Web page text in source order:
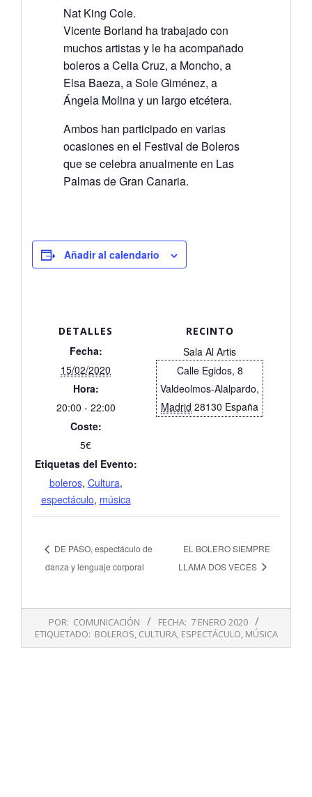
Nat King Cole.
Vicente Borland ha trabajado con
muchos artistas y le ha acompañado
boleros a Celia Cruz, a Moncho, a
Elsa Baeza, a Sole Giménez, a
Ángela Molina y un largo etcétera.
Ambos han participado en varias
ocasiones en el Festival de Boleros
que se celebra anualmente en Las
Palmas de Gran Canaria.
Añadir al calendario
DETALLES
Fecha:
15/02/2020
Hora:
20:00 - 22:00
Coste:
5€
Etiquetas del Evento:
boleros, Cultura,
espectáculo, música
RECINTO
Sala Al Artis
Calle Egidos, 8
Valdeolmos-Alalpardo,
Madrid 28130 España
DE PASO, espectáculo de
danza y lenguaje corporal
EL BOLERO SIEMPRE
LLAMA DOS VECES
01-
07
POR: COMUNICACIÓN FECHA: 7 ENERO 2020
ETIQUETADO: BOLEROS CULTURA, ESPECTÁCULO MÚSICA